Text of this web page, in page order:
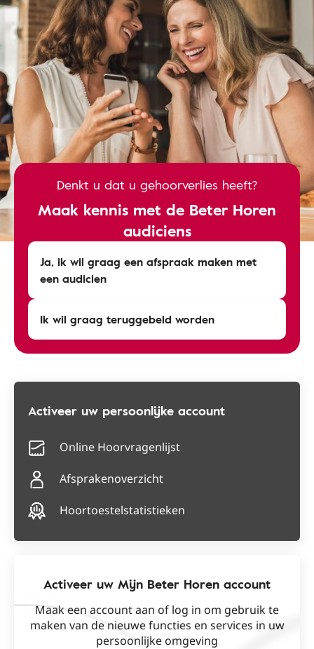
Denkt u dat u gehoorverlies heeft?
Maak kennis met de Beter Horen
audiciens
Ja, ik wil graag een afspraak maken met
een audicien
Ik wil graag teruggebeld worden
Activeer uw persoonlijke account
Online Hoorvragenlijst
Afsprakenoverzicht
Hoortoestelstatistieken
Activeer uw Mijn Beter Horen account
Maak een account aan of log in om gebruik te
maken van de nieuwe functies en services in uw
persoonlijke omgeving